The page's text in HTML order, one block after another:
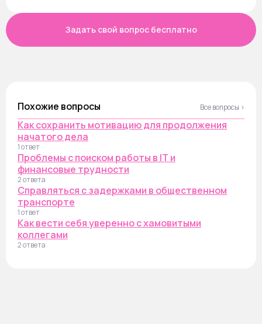
Задать свой вопрос бесплатно
Похожие вопросы Все вопросы ›
Как сохранить мотивацию для продолжения
начатого дела
1 ответ
Проблемы с поиском работы в IT и
финансовые трудности
2 ответа
Справляться с задержками в общественном
транспорте
1 ответ
Как вести себя уверенно с хамовитыми
коллегами
2 ответа